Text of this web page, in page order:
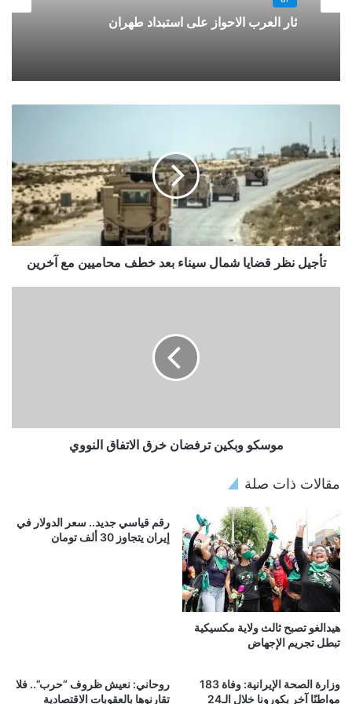
ثار العرب الاحواز على استبداد طهران
تأجيل نظر قضايا شمال سيناء بعد خطف محاميين مع آخرين
موسكو وبكين ترفضان خرق الاتفاق النووي
مقالات ذات صلة
هيدالغو تصبح ثالث ولاية مكسيكية
تبطل تجريم الإجهاض
رقم قياسي جديد.. سعر الدولار في
إيران يتجاوز 30 ألف تومان
وزارة الصحة الإيرانية: وفاة 183
مواطنًا آخر بكورونا خلال الـ24
روحاني: نعيش ظروف “حرب”.. فلا
تقارنوها بالعقوبات الاقتصادية